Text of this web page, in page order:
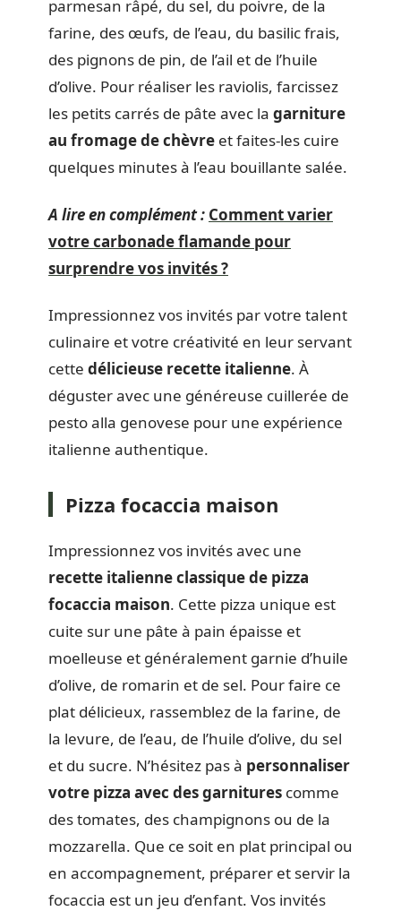
parmesan râpé, du sel, du poivre, de la
farine, des œufs, de l’eau, du basilic frais,
des pignons de pin, de l’ail et de l’huile
d’olive. Pour réaliser les raviolis, farcissez
les petits carrés de pâte avec la garniture
au fromage de chèvre et faites-les cuire
quelques minutes à l’eau bouillante salée.
A lire en complément : Comment varier
votre carbonade flamande pour
surprendre vos invités ?
Impressionnez vos invités par votre talent
culinaire et votre créativité en leur servant
cette délicieuse recette italienne. À
déguster avec une généreuse cuillerée de
pesto alla genovese pour une expérience
italienne authentique.
Pizza focaccia maison
Impressionnez vos invités avec une
recette italienne classique de pizza
focaccia maison. Cette pizza unique est
cuite sur une pâte à pain épaisse et
moelleuse et généralement garnie d’huile
d’olive, de romarin et de sel. Pour faire ce
plat délicieux, rassemblez de la farine, de
la levure, de l’eau, de l’huile d’olive, du sel
et du sucre. N’hésitez pas à personnaliser
votre pizza avec des garnitures comme
des tomates, des champignons ou de la
mozzarella. Que ce soit en plat principal ou
en accompagnement, préparer et servir la
focaccia est un jeu d’enfant. Vos invités